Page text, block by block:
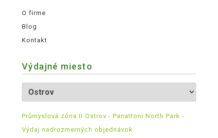
O firme
Blog
Kontakt
Výdajné miesto
Průmyslová zóna II Ostrov - Panattoni North Park -
Výdaj nadrozmerných objednávok